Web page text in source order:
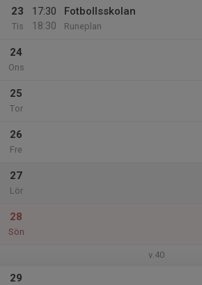
23
Tis
17:30
18:30
Fotbollsskolan
Runeplan
24
Ons
25
Tor
26
Fre
27
Lör
28
Sön
v.40
29